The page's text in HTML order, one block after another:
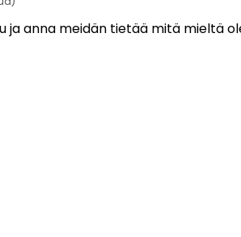
ja anna meidän tietää mitä mieltä